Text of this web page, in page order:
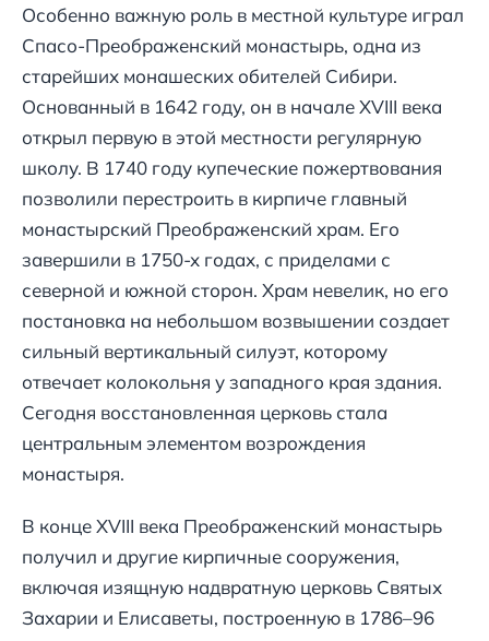
Особенно важную роль в местной культуре играл
Спасо-Преображенский монастырь, одна из
старейших монашеских обителей Сибири.
Основанный в 1642 году, он в начале XVIII века
открыл первую в этой местности регулярную
школу. В 1740 году купеческие пожертвования
позволили перестроить в кирпиче главный
монастырский Преображенский храм. Его
завершили в 1750-х годах, с приделами с
северной и южной сторон. Храм невелик, но его
постановка на небольшом возвышении создает
сильный вертикальный силуэт, которому
отвечает колокольня у западного края здания.
Сегодня восстановленная церковь стала
центральным элементом возрождения
монастыря.
В конце XVIII века Преображенский монастырь
получил и другие кирпичные сооружения,
включая изящную надвратную церковь Святых
Захарии и Елисаветы, построенную в 1786–96